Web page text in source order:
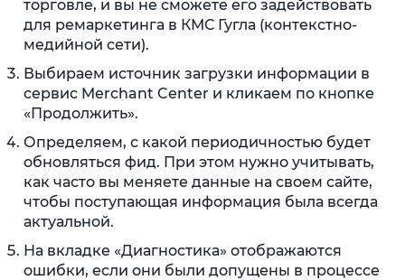
торговле, и вы не сможете его задействовать
для ремаркетинга в КМС Гугла (контекстно-
медийной сети).
Выбираем источник загрузки информации в
сервис Merchant Center и кликаем по кнопке
«Продолжить».
Определяем, с какой периодичностью будет
обновляться фид. При этом нужно учитывать,
как часто вы меняете данные на своем сайте,
чтобы поступающая информация была всегда
актуальной.
На вкладке «Диагностика» отображаются
ошибки, если они были допущены в процессе